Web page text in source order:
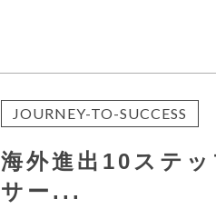
JOURNEY-TO-SUCCESS
海外進出10ステ
サー...